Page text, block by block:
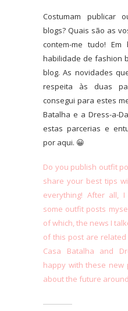
Costumam publicar
blogs? Quais são as
contem-me tudo!
habilidade de fashion
blog. As novidades
respeita às duas
consegui para estes
Batalha e a Dress-a-
estas parcerias e
por aqui. 😀
Do you publish outfit
share your best tips
everything! After all,
some outfit posts
of which, the news I
of this post are
Casa Batalha and
happy with these new
about the future